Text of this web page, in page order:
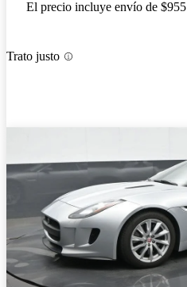
El precio incluye envío de $955
Trato justo